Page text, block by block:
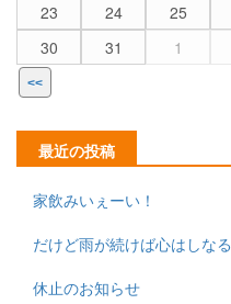
23
24 25
30
31 1
<<
最近の投稿
家飲みいぇーい！
だけど雨が続けば心はしなる
休止のお知らせ